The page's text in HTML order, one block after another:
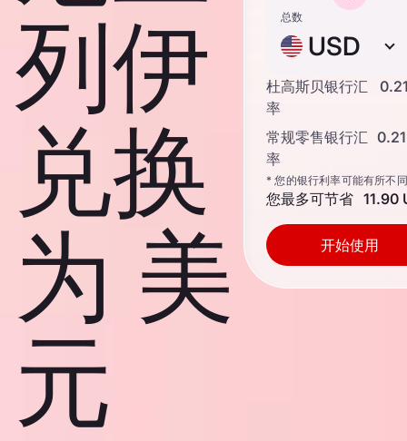
列伊
兑换
为 美
元
总数
USD
杜高斯贝银行汇
率
常规零售银行汇
率
* 您的银行利率可能有所不同
您最多可节省 11.90
开始使用